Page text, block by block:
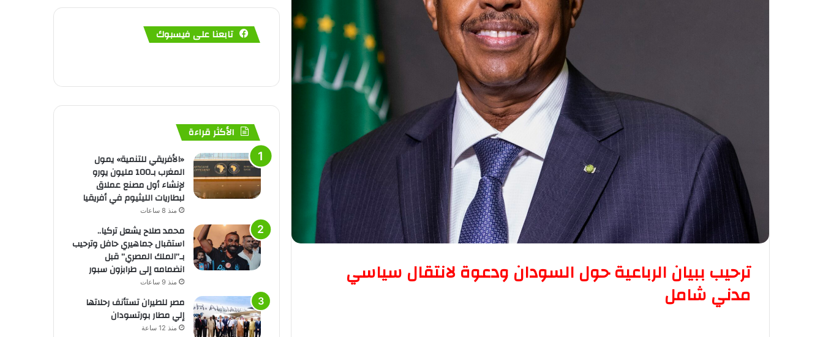
ترحيب ببيان الرباعية حول السودان ودعوة لانتقال سياسي
مدني شامل
تابعنا على فيسبوك
الأكثر قراءة
«الأفريقي للتنمية» يمول
المغرب بـ100 مليون يورو
لإنشاء أول مصنع عملاق
لبطاريات الليثيوم في أفريقيا
منذ 8 ساعات
محمد صلاح يشعل تركيا..
استقبال جماهيري حافل وترحيب
بـ”الملك المصري” قبل
انضمامه إلى طرابزون سبور
منذ 9 ساعات
مصر للطيران تستأنف رحلاتها
إلي مطار بورتسودان
منذ 12 ساعة